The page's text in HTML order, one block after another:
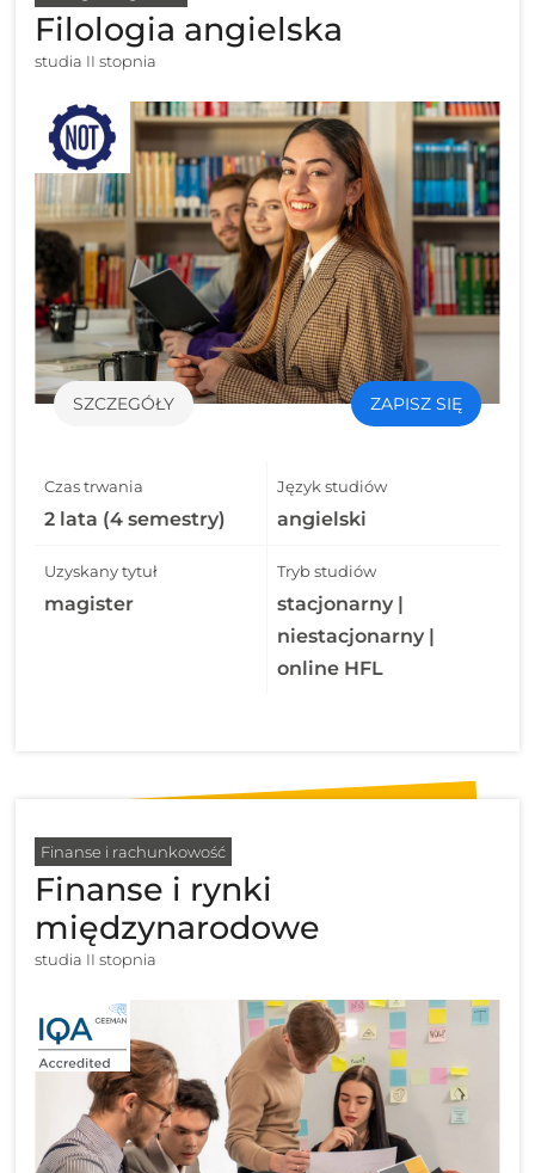
Filologia angielska
studia II stopnia
SZCZEGÓŁY ZAPISZ SIĘ
Czas trwania
2 lata (4 semestry)
Język studiów
angielski
Uzyskany tytuł
magister
Tryb studiów
stacjonarny |
niestacjonarny |
online HFL
Finanse i rachunkowość
Finanse i rynki
międzynarodowe
studia II stopnia